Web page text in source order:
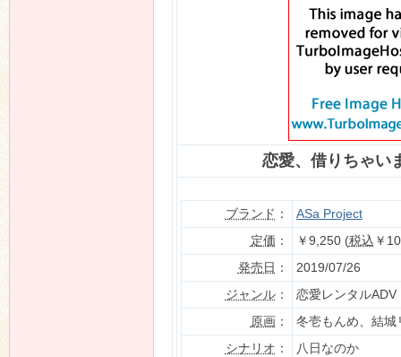
恋愛、借りちゃい
ブランド ：
ASa Project
定価 ： ￥9,250 (税込 ￥
発売日 ：
2019/07/26
ジャンル：
恋愛レンタルADV
原画：
冬壱もんめ、結城
シナリオ ：
八日なのか